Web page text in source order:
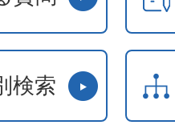
検索